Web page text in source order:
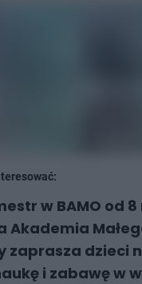
w BAMO od
Akademia
zaprasza dzieci
i zabawę w